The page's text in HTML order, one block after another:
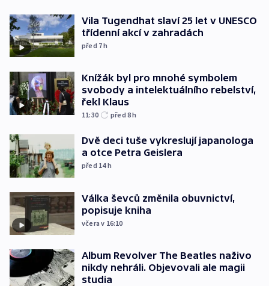
Vila Tugendhat slaví 25 let v UNESCO
třídenní akcí v zahradách
před 7h
Knížák byl pro mnohé symbolem
svobody a intelektuálního rebelství,
řekl Klaus
11:30 před 8h
Dvě deci tuše vykreslují japanologa
a otce Petra Geislera
před 14h
Válka ševců změnila obuvnictví,
popisuje kniha
včera v 16:10
Album Revolver The Beatles naživo
nikdy nehráli. Objevovali ale magii
studia